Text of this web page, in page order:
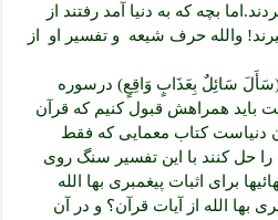
بچه که به دنیا آمد رفتند از
والله حرف شیعه و تفسیر او از
(سَأَلَ سَائِلٌ بِعَذَابٍ وَاقِعٍ) درسوره
باید همراهش قبول کنیم که قرآن
دنیاست کتاب معمایی که فقط
را حل کنند با این تفسیر سنگ روی
برای اثبات پیغمبری بها الله
بها الله از آیات قرآن؟ و در آن